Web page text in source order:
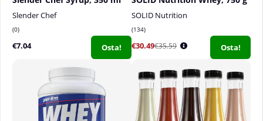
Slender Chef
0
€7.04 Osta!
SOLID Nutrition
134
€30.49€35.59 Osta!